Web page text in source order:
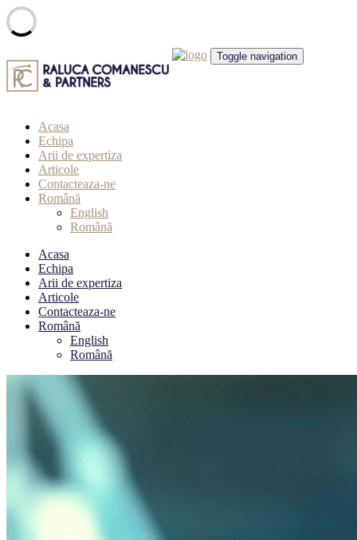
to
content
Toggle navigation
Acasa
Echipa
Arii de expertiza
Articole
Contacteaza-ne
Română
English
Română
Acasa
Echipa
Arii de expertiza
Articole
Contacteaza-ne
Română
English
Română